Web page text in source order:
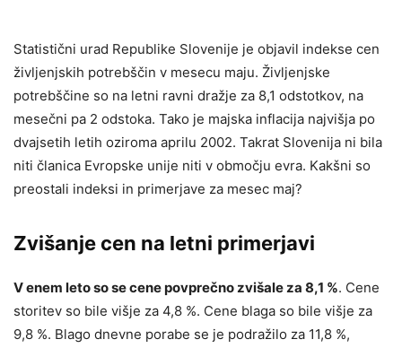
Statistični urad Republike Slovenije je objavil indekse cen
življenjskih potrebščin v mesecu maju. Življenjske
potrebščine so na letni ravni dražje za 8,1 odstotkov, na
mesečni pa 2 odstoka. Tako je majska inflacija najvišja po
dvajsetih letih oziroma aprilu 2002. Takrat Slovenija ni bila
niti članica Evropske unije niti v območju evra. Kakšni so
preostali indeksi in primerjave za mesec maj?
Zvišanje cen na letni primerjavi
V enem leto so se cene povprečno zvišale za 8,1 %. Cene
storitev so bile višje za 4,8 %. Cene blaga so bile višje za
9,8 %. Blago dnevne porabe se je podražilo za 11,8 %,